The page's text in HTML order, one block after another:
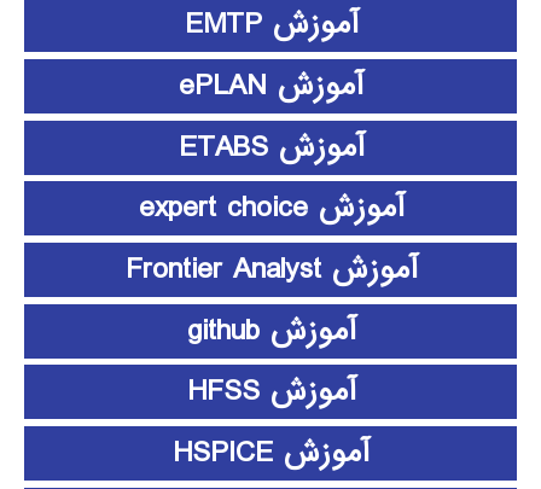
آموزش EMTP
آموزش ePLAN
آموزش ETABS
آموزش expert choice
آموزش Frontier Analyst
آموزش github
آموزش HFSS
آموزش HSPICE